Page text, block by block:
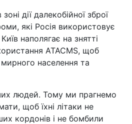
дії далекобійної зброї
які Росія використовує
наполягає на знятті
ATACMS, щоб
населення та
людей. Тому ми прагнемо
щоб їхні літаки не
кордонів і не бомбили